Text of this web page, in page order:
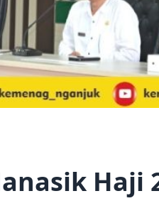
Haji